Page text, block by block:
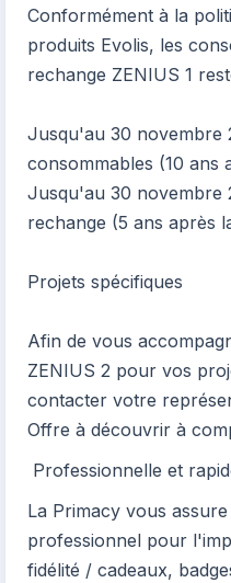
Conformément à la
produits Evolis, les
rechange ZENIUS 1
Jusqu'au 30 novembre
consommables (10 ans
Jusqu'au 30 novembre
rechange (5 ans après
Projets spécifiques
Afin de vous
ZENIUS 2 pour vos
contacter votre
Offre à découvrir à
Professionnelle et
La Primacy vous
professionnel pour
fidélité / cadeaux,